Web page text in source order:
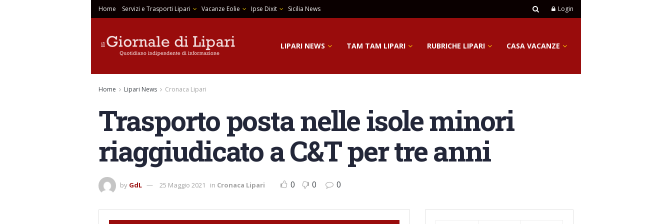
Home Servizi e Trasporti Lipari Vacanze Eolie Ipse Dixit Sicilia News Login
LIPARI NEWS TAM TAM LIPARI RUBRICHE LIPARI CASA VACANZE
Home Lipari News Cronaca Lipari
Trasporto posta nelle isole minori
riaggiudicato a C&T per tre anni
by GdL 25 Maggio 2021 in Cronaca Lipari 0 0 0